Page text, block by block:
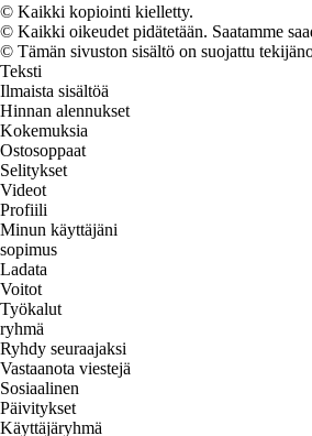
© Kaikki kopiointi kielletty.
© Kaikki oikeudet pidätetään. Saatamme
© Tämän sivuston sisältö on suojattu
Teksti
Ilmaista sisältöä
Hinnan alennukset
Kokemuksia
Ostosoppaat
Selitykset
Videot
Profiili
Minun käyttäjäni
sopimus
Ladata
Voitot
Työkalut
ryhmä
Ryhdy seuraajaksi
Vastaanota viestejä
Sosiaalinen
Päivitykset
Käyttäjäryhmä